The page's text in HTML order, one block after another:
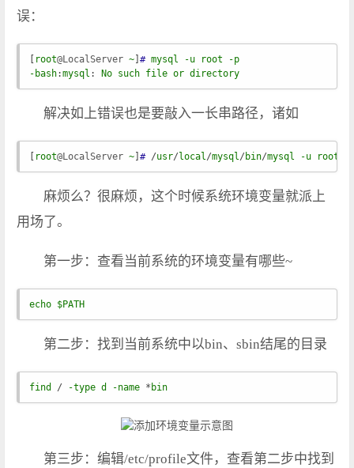
误：
root@LocalServer ~ # mysql -u root
-p
-bash:mysql : No such file or directory
解决如上错误也是要敲入一长串路径，诸如
root@LocalServer ~ # /usr/ local/mysql/ bin/mysql -u root
麻烦么？很麻烦，这个时候系统环境变量就派上
用场了。
第一步：查看当前系统的环境变量有哪些~
echo $PATH
第二步：找到当前系统中以bin、sbin结尾的目录
find / -type d -name * bin
第三步：编辑/etc/profile文件，查看第二步中找到